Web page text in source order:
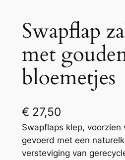
Swapflap
met
bloemetjes
€ 27,50
Swapflaps klep, voorzien
gevoerd met een
versteviging van